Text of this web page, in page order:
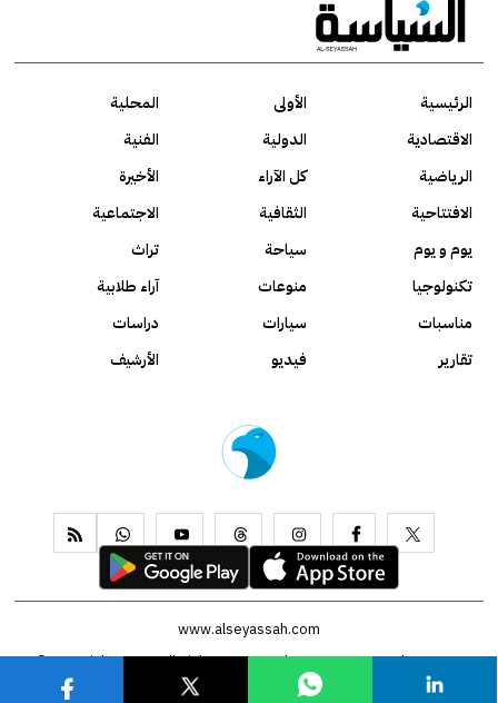
الرئيسية الأولى
المحلية
الاقتصادية
الدولية
الفنية
الرياضية
كل الآراء
الأخيرة
الافتتاحية
الثقافية
الاجتماعية
يوم و يوم
سياحة
تراث
تكنولوجيا
منوعات
آراء طلابية
مناسبات
سيارات
دراسات
تقارير
فيديو الأرشيف
www.alseyassah.com
About us
Contact us
Copyright 2026, All Rights Reserved ©